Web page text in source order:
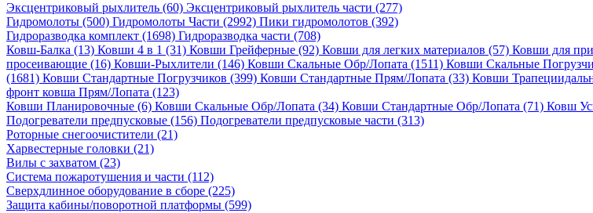
Эксцентриковый рыхлитель (60) Эксцентриковый рыхлитель части (277)
Гидромолоты (500) Гидромолоты Части (2992) Пики гидромолотов (392)
Гидроразводка комплект (1698) Гидроразводка части (708)
Ковш-Балка (13) Ковши 4 в 1 (31) Ковши Грейферные (92) Ковши для легких материалов (57) Ковши для
просеивающие (16) Ковши-Рыхлители (146) Ковши Скальные Обр/Лопата (1511) Ковши Скальные
(1681) Ковши Стандартные Погрузчиков (399) Ковши Стандартные Прям/Лопата (33) Ковши
фронт ковша Прям/Лопата (123)
Ковши Планировочные (6) Ковши Скальные Обр/Лопата (34) Ковши Стандартные Обр/Лопата (71) Ковш
Подогреватели предпусковые (156) Подогреватели предпусковые части (313)
Роторные снегоочистители (21)
Харвестерные головки (21)
Вилы с захватом (23)
Система пожаротушения и части (112)
Сверхдлинное оборудование в сборе (225)
Защита кабины/поворотной платформы (599)